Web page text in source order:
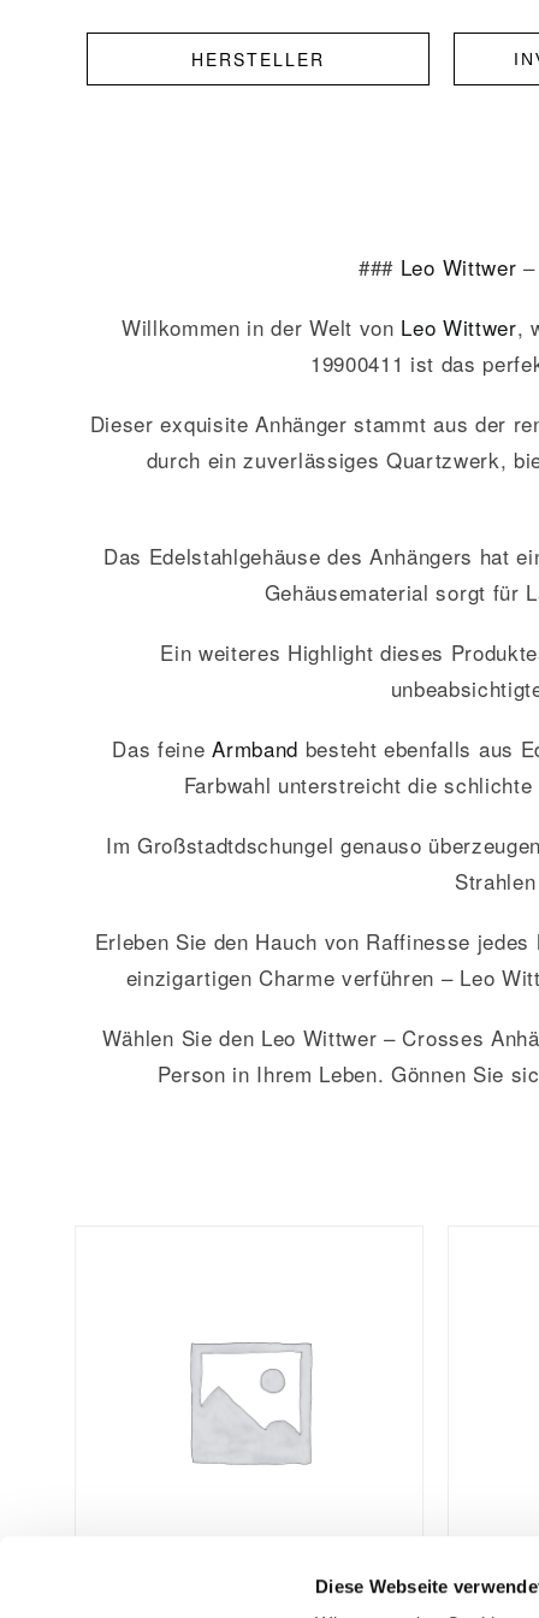
Diese Webseite
HERSTELLER
### Leo Wittwer
Willkommen in der Welt von Leo Wittwer,
19900411 ist das
Dieser exquisite Anhänger stammt aus der
durch ein zuverlässiges Quartzwerk,
Das Edelstahlgehäuse des Anhängers hat
Gehäusematerial sorgt für
Ein weiteres Highlight dieses
Das feineArmband besteht ebenfalls aus
Farbwahl unterstreicht die
Im Großstadtdschungel genauso
Erleben Sie den Hauch von Raffinesse
einzigartigen Charme verführen – Leo
Wählen Sie den Leo Wittwer – Crosses
Person in Ihrem Leben. Gönnen Sie